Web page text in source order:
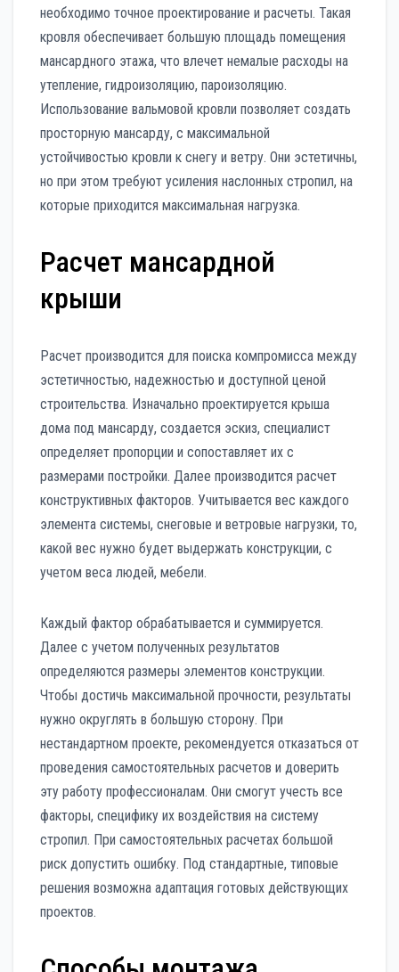
необходимо точное проектирование и расчеты. Такая
кровля обеспечивает большую площадь помещения
мансардного этажа, что влечет немалые расходы на
утепление, гидроизоляцию, пароизоляцию.
Использование вальмовой кровли позволяет создать
просторную мансарду, с максимальной
устойчивостью кровли к снегу и ветру. Они эстетичны,
но при этом требуют усиления наслонных стропил, на
которые приходится максимальная нагрузка.
Расчет мансардной
крыши
Расчет производится для поиска компромисса между
эстетичностью, надежностью и доступной ценой
строительства. Изначально проектируется крыша
дома под мансарду, создается эскиз, специалист
определяет пропорции и сопоставляет их с
размерами постройки. Далее производится расчет
конструктивных факторов. Учитывается вес каждого
элемента системы, снеговые и ветровые нагрузки, то,
какой вес нужно будет выдержать конструкции, с
учетом веса людей, мебели.
Каждый фактор обрабатывается и суммируется.
Далее с учетом полученных результатов
определяются размеры элементов конструкции.
Чтобы достичь максимальной прочности, результаты
нужно округлять в большую сторону. При
нестандартном проекте, рекомендуется отказаться от
проведения самостоятельных расчетов и доверить
эту работу профессионалам. Они смогут учесть все
факторы, специфику их воздействия на систему
стропил. При самостоятельных расчетах большой
риск допустить ошибку. Под стандартные, типовые
решения возможна адаптация готовых действующих
проектов.